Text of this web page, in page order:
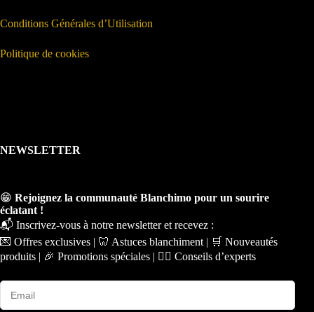
Conditions Générales d’Utilisation
Politique de cookies
NEWSLETTER
😁 Rejoignez la communauté Blanchimo pour un sourire
éclatant !
📬 Inscrivez-vous à notre newsletter et recevez :
💌 Offres exclusives | 🦷 Astuces blanchiment | 🛒 Nouveautés
produits | 🎉 Promotions spéciales | 🧑‍⚕️ Conseils d’experts